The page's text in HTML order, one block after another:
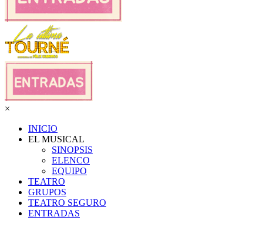
×
INICIO
EL MUSICAL
SINOPSIS
ELENCO
EQUIPO
TEATRO
GRUPOS
TEATRO SEGURO
ENTRADAS